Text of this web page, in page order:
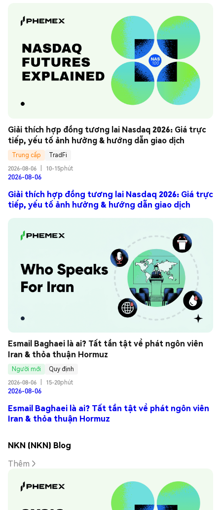
Giải thích hợp đồng tương lai Nasdaq 2026: Giá trực
tiếp, yếu tố ảnh hưởng & hướng dẫn giao dịch
Trung cấp
TradFi
2026-08-06
10-15phút
2026-08-06
Giải thích hợp đồng tương lai Nasdaq 2026: Giá trực
tiếp, yếu tố ảnh hưởng & hướng dẫn giao dịch
Esmail Baghaei là ai? Tất tần tật về phát ngôn viên
Iran & thỏa thuận Hormuz
Người mới
Quy định
2026-08-06
15-20phút
2026-08-06
Esmail Baghaei là ai? Tất tần tật về phát ngôn viên
Iran & thỏa thuận Hormuz
NKN (NKN) Blog
Thêm